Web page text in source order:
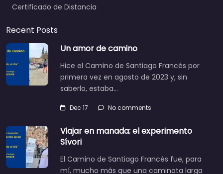
Certificado de Distancia
Recent Posts
Un amor de camino
Hice el Camino de Santiago Francés por
primera vez en agosto de 2023 y, sin
saberlo, estaba…
Dec 17 No comments
Viajar en manada: el experimento
Sívori
El Camino de Santiago Francés fue, para
mí, mucho más que una caminata larga